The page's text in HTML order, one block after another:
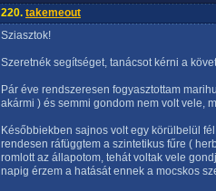
220. takemeout
Sziasztok!
Szeretnék segítséget, tanácsot kérni a
Pár éve rendszeresen fogyasztottam
akármi ) és semmi gondom nem volt vele,
Későbbiekben sajnos volt egy körülbelül
rendesen ráfüggtem a szintetikus fűre (
romlott az állapotom, tehát voltak vele
napig érzem a hatását ennek a mocskos